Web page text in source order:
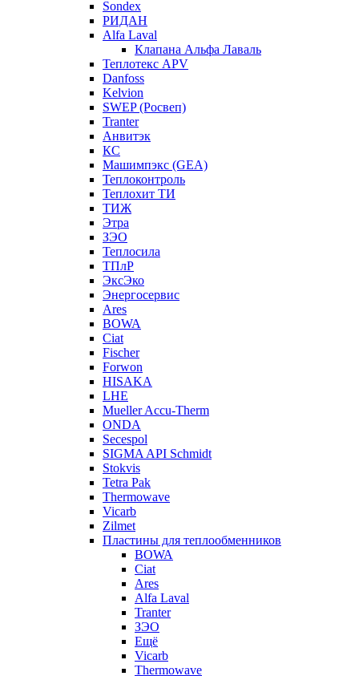
Sondex
РИДАН
Alfa Laval
Клапана Альфа Лаваль
Теплотекс APV
Danfoss
Kelvion
SWEP (Росвеп)
Tranter
Анвитэк
КС
Машимпэкс (GEA)
Теплоконтроль
Теплохит ТИ
ТИЖ
Этра
ЗЭО
Теплосила
ТПлР
ЭксЭко
Энергосервис
Ares
BOWA
Ciat
Fischer
Forwon
HISAKA
LHE
Mueller Accu-Therm
ONDA
Secespol
SIGMA API Schmidt
Stokvis
Tetra Pak
Thermowave
Vicarb
Zilmet
Пластины для теплообменников
BOWA
Ciat
Ares
Alfa Laval
Tranter
ЗЭО
Ещё
Vicarb
Thermowave